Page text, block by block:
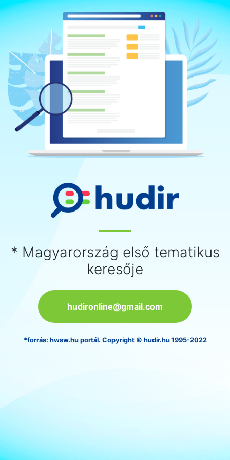
* Magyarország első tematikus
keresője
hudironline@gmail.com
*forrás: hwsw.hu portál. Copyright © hudir.hu 1995-2022